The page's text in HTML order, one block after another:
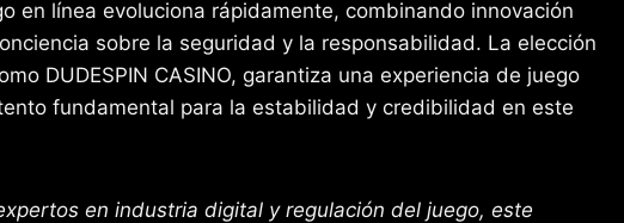
en línea evoluciona rápidamente, combinando innovación
sobre la seguridad y la responsabilidad. La elección
DUDESPIN CASINO, garantiza una experiencia de juego
fundamental para la estabilidad y credibilidad en este
en industria digital y regulación del juego, este